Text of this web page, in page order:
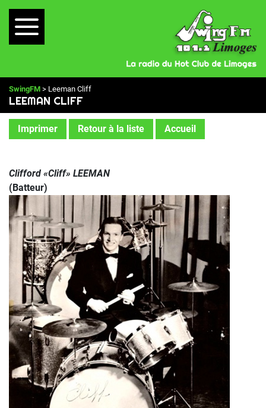
SwingFM > Leeman Cliff
LEEMAN CLIFF
Imprimer Retour à la liste Accueil
Clifford «Cliff» LEEMAN
(Batteur)